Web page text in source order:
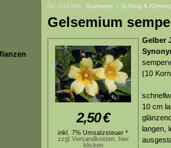
Sie sind hier: Startseite » Schling &
Gelsemium
2,50€
inkl. 7% Umsatzsteuer *
zzgl.Versandkosten, hier
klicken
Gelber
(10
10 cm
langen,